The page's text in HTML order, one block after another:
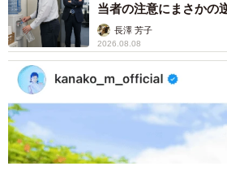
当者の注意にまさかの
説】長澤 芳子
2026.08.08